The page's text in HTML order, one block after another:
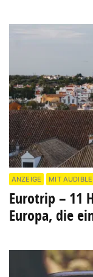
ANZEIGE MIT AUDIBLE
Eurotrip – 11
Europa, die